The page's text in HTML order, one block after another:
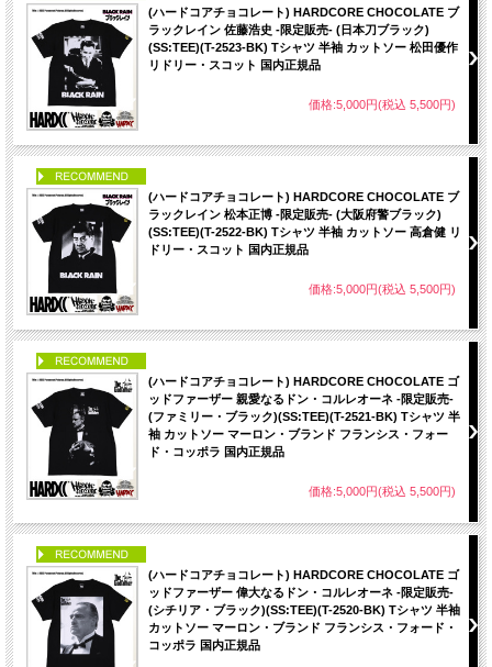
(ハードコアチョコレート) HARDCORE CHOCOLATE ブ
ラックレイン 佐藤浩史 -限定販売- (日本刀ブラック)
(SS:TEE)(T-2523-BK) Tシャツ 半袖 カットソー 松田優作
リドリー・スコット 国内正規品
価格:5,000円(税込 5,500円)
(ハードコアチョコレート) HARDCORE CHOCOLATE ブ
ラックレイン 松本正博 -限定販売- (大阪府警ブラック)
(SS:TEE)(T-2522-BK) Tシャツ 半袖 カットソー 高倉健 リ
ドリー・スコット 国内正規品
価格:5,000円(税込 5,500円)
(ハードコアチョコレート) HARDCORE CHOCOLATE ゴ
ッドファーザー 親愛なるドン・コルレオーネ -限定販売-
(ファミリー・ブラック)(SS:TEE)(T-2521-BK) Tシャツ 半
袖 カットソー マーロン・ブランド フランシス・フォー
ド・コッポラ 国内正規品
価格:5,000円(税込 5,500円)
(ハードコアチョコレート) HARDCORE CHOCOLATE ゴ
ッドファーザー 偉大なるドン・コルレオーネ -限定販売-
(シチリア・ブラック)(SS:TEE)(T-2520-BK) Tシャツ 半袖
カットソー マーロン・ブランド フランシス・フォード・
コッポラ 国内正規品